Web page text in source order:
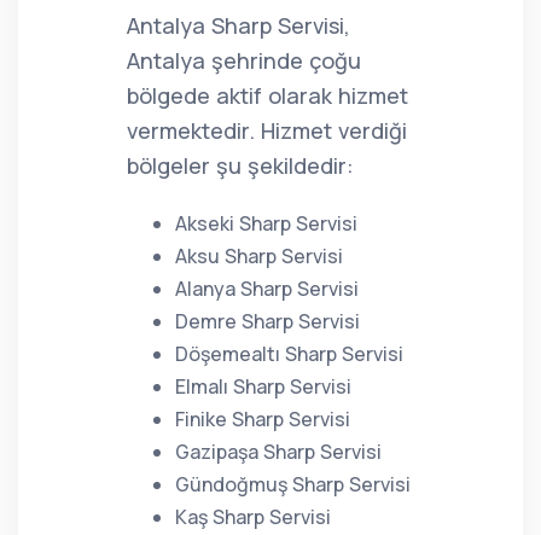
Antalya Sharp Servisi,
Antalya şehrinde çoğu
bölgede aktif olarak hizmet
vermektedir. Hizmet verdiği
bölgeler şu şekildedir:
Akseki Sharp Servisi
Aksu Sharp Servisi
Alanya Sharp Servisi
Demre Sharp Servisi
Döşemealtı Sharp Servisi
Elmalı Sharp Servisi
Finike Sharp Servisi
Gazipaşa Sharp Servisi
Gündoğmuş Sharp Servisi
Kaş Sharp Servisi